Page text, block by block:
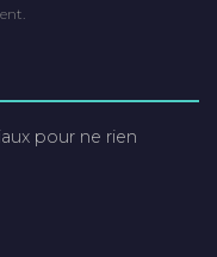
pour ne rien